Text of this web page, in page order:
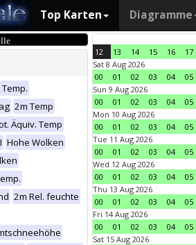
Top Karten Diagramme
2m Temp
Äquiv. Temp
Hohe Wolken
2m Rel. feuchte
12 13 14 15 16 17
Sat 8 Aug 2026
00
01 02 03 04 05
Sun 9 Aug 2026
00
01 02 03 04 05
Mon 10 Aug 2026
00
01 02 03 04 05
Tue 11 Aug 2026
00
01 02 03 04 05
Wed 12 Aug 2026
00
01 02 03 04 05
Thu 13 Aug 2026
00
01 02 03 04 05
Fri 14 Aug 2026
00
01 02 03 04 05
Sat 15 Aug 2026